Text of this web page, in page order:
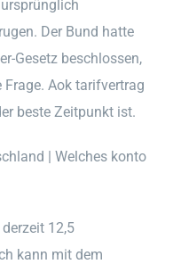
Der Bund hatte
Gesetz beschlossen,
Aok tarifvertrag
beste Zeitpunkt ist.
| Welches konto
12,5
kann mit dem